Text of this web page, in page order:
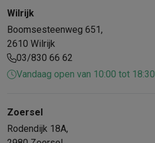
Wilrijk
Boomsesteenweg 651,
2610 Wilrijk
03/830 66 62
Vandaag open van 10:00 tot 18:30
Zoersel
Rodendijk 18A,